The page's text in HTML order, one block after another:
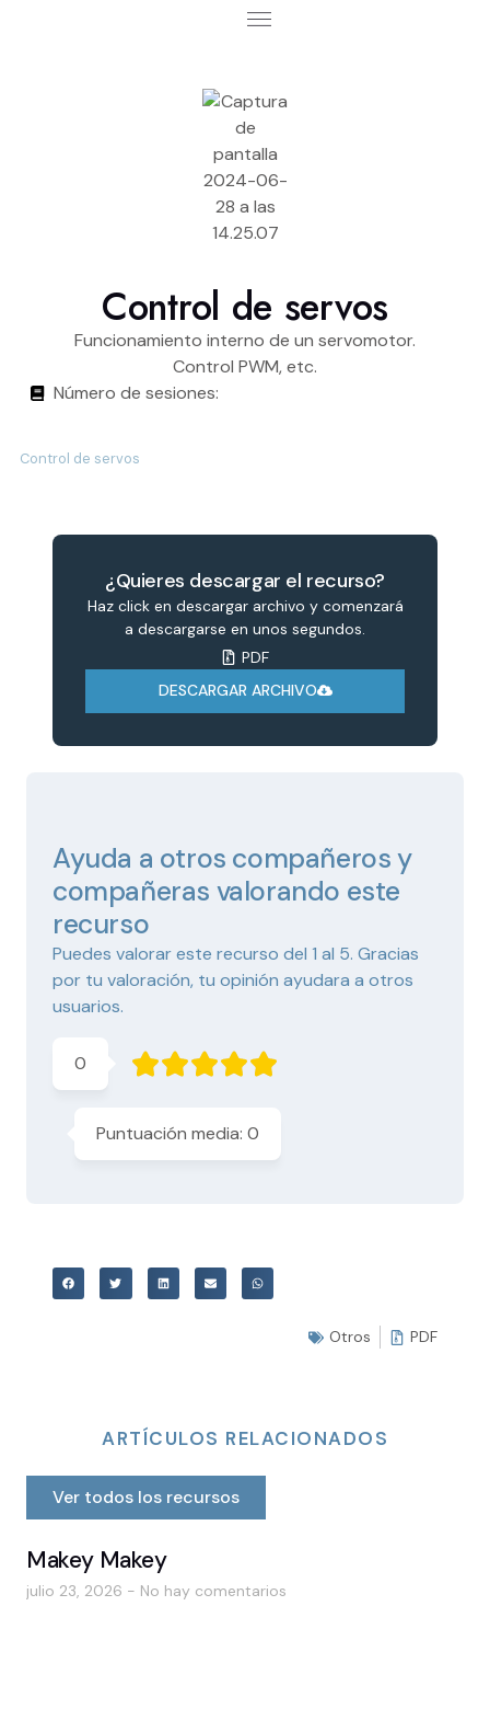
Control de servos
Funcionamiento interno de un servomotor.
Control PWM, etc.
Número de sesiones:
Control de servos
¿Quieres descargar el recurso?
Haz click en descargar archivo y comenzará
a descargarse en unos segundos.
PDF
DESCARGAR ARCHIVO
Ayuda a otros compañeros y
compañeras valorando este
recurso
Puedes valorar este recurso del 1 al 5. Gracias
por tu valoración, tu opinión ayudara a otros
usuarios.
Puntuación media: 0
0
Otros PDF
ARTÍCULOS RELACIONADOS
Ver todos los recursos
Makey Makey
julio 23, 2026 No hay comentarios